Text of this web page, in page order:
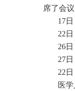
席了会议
17
22
26
27
22
医